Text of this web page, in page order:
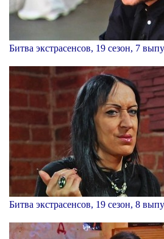
Битва экстрасенсов, 19 сезон, 7
Битва экстрасенсов, 19 сезон, 8